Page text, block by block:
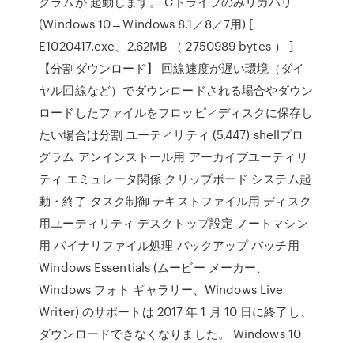
(Windows 10→Windows 8.1／8／7用) [
E1020417.exe、2.62MB （ 2750989 bytes ） ]
【分割ダウンロード】 回線速度が遅い環境（ダイ
ヤル回線など）でダウンロードされる場合やダウン
ロードしたファイルをフロッピィディスクに保存し
たい場合は分割 ユーティリティ (5,447) shellプロ
グラム アンインストール用 アーカイブユーティリ
ティ エミュレータ関係 クリップボード システム起
動・終了 タスク制御 テキストファイル用 ディスク
用ユーティリティ デスクトップ設定 ノートマシン
用 バイナリファイル処理 バックアップ バッチ用
Windows Essentials (ムービー メーカー、
Windows フォト ギャラリー、Windows Live
Writer) のサポートは 2017 年 1 月 10 日に終了し、
ダウンロードできなくなりました。 Windows 10